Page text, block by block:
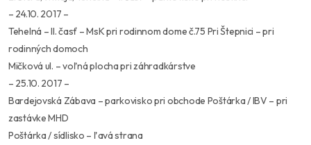
– 24.10. 2017 –
Tehelná – II. časť – MsK pri rodinnom dome č.75 Pri Štepnici – pri
rodinných domoch
Mičková ul. – voľná plocha pri záhradkárstve
– 25.10. 2017 –
Bardejovská Zábava – parkovisko pri obchode Poštárka / IBV – pri
zastávke MHD
Poštárka / sídlisko – ľavá strana